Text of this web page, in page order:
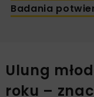
Badania
Ulung
roku –